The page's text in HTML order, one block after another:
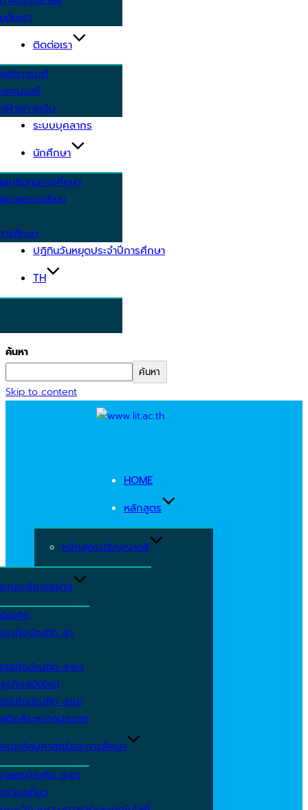
กับเรา
ติดต่อเรา
อธิการบดี
คณะบดี
ฝ่ายการเงิน
ระบบบุคลากร
นักศึกษา
บชิงทุนการศึกษา
บผลการเรียน
รศึกษา
ปฏิทินวันหยุดประจำปีการศึกษา
TH
ค้นหา
ค้นหา
Skip to content
HOME
หลักสูตร
หลักสูตรปริญญาตรี
คณะบริหารธุรกิจ
ณฑิต
ธุรกิจบัณฑิต สา
ธุรกิจบัณฑิต สาขา
รกิจสมัยใหม่
ธุรกิจบัณฑิต สาขา
ติกส์ระหว่างประเทศ
คณะศิลปศาสตร์และการศึกษา
สตรบัณฑิต สาขา
ท่องเที่ยว